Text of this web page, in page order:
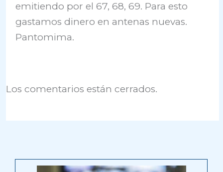
emitiendo por el 67, 68, 69. Para esto
gastamos dinero en antenas nuevas.
Pantomima.
Los comentarios están cerrados.